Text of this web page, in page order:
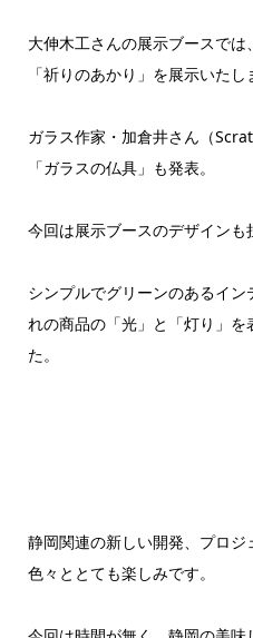
大伸木工さんの展示ブースで
「祈りのあかり」を展示いたし
ガラス作家・加倉井さん（
「ガラスの仏具」も発表。
今回は展示ブースのデザインも
シンプルでグリーンのあるイ
れの商品の「光」と「灯り」
た。
静岡関連の新しい開発、プロジ
色々ととても楽しみです。